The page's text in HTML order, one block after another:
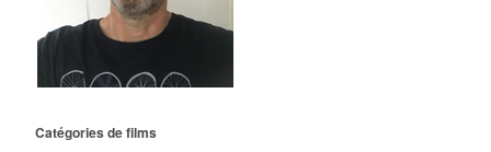
Catégories de films